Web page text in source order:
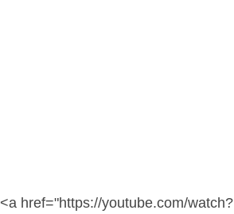
<a href="https://youtube.com/watch?